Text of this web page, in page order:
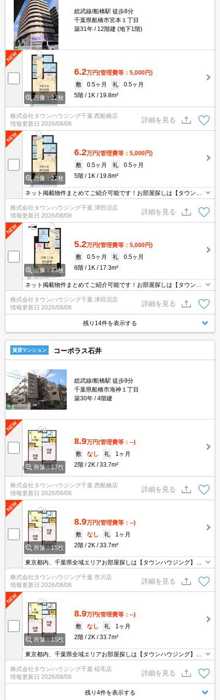
総武線/船橋駅 徒歩8分
千葉県船橋市宮本１丁目
築31年
12階建 (地下1階)
画像：22枚
6.2万円(管理費等：5,000円)
敷
0.5ヶ月 礼
0.5ヶ月
5階
1K 19.8m²
株式会社タウンハウジング千葉 西船橋店
情報更新日 2026/08/08
詳細を見る
画像：22枚
6.2万円(管理費等：5,000円)
敷
0.5ヶ月 礼
0.5ヶ月
5階
1K 19.8m²
ネット掲載物件まとめてご紹介可能です！お部屋探しは【タウンハ
ウジング】にお任せください！※オンライン内見・現地待ち合わせ
は事前にご相談ください。
株式会社タウンハウジング千葉 津田沼店
情報更新日 2026/08/08
詳細を見る
画像：23枚
5.2万円(管理費等：5,000円)
敷
0.5ヶ月 礼
0.5ヶ月
6階
1K 17.3m²
ネット掲載物件まとめてご紹介可能です！お部屋探しは【タウンハ
ウジング】にお任せください！※オンライン内見・現地待ち合わせ
は事前にご相談ください。
株式会社タウンハウジング千葉 津田沼店
情報更新日 2026/08/08
詳細を見る
残り14件を表示する
賃貸マンション コーポラス石井
総武線/船橋駅 徒歩9分
千葉県船橋市海神１丁目
築30年
4階建
画像：17枚
8.9万円(管理費等：--)
敷
なし 礼
1ヶ月
2階
2K 33.7m²
株式会社タウンハウジング千葉 西船橋店
情報更新日 2026/08/08
詳細を見る
画像：15枚
8.9万円(管理費等：--)
敷
なし 礼
1ヶ月
2階
2K 33.7m²
東京都内、千葉県全域エリアお部屋探しは【タウンハウジング】に
お任せください！オンラインでご相談・ご見学・ご契約お手続きも
ご対応可能です。
株式会社タウンハウジング千葉 市川店
情報更新日 2026/08/08
詳細を見る
画像：15枚
8.9万円(管理費等：--)
敷
なし 礼
1ヶ月
2階
2K 33.7m²
東京都内、千葉県全域エリアお部屋探しは【タウンハウジング】に
お任せください！オンラインでご相談・ご見学・ご契約お手続きも
ご対応可能です。
株式会社タウンハウジング千葉 稲毛店
情報更新日 2026/08/08
詳細を見る
残り4件を表示する